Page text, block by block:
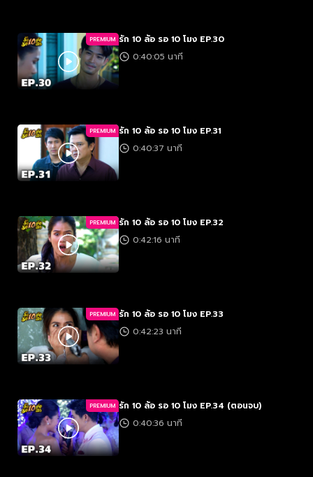
PREMIUM รัก 10 ล้อ รอ 10 โมง EP.30
0:40:05 นาที
PREMIUM รัก 10 ล้อ รอ 10 โมง EP.31
0:40:37 นาที
PREMIUM รัก 10 ล้อ รอ 10 โมง EP.32
0:42:16 นาที
PREMIUM รัก 10 ล้อ รอ 10 โมง EP.33
0:42:23 นาที
PREMIUM รัก 10 ล้อ รอ 10 โมง EP.34 (ตอนจบ)
0:40:36 นาที